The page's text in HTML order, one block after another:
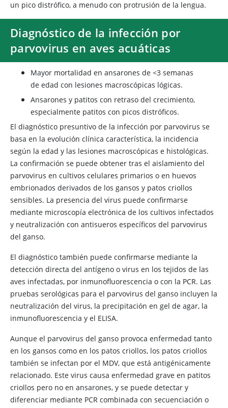
un pico distrófico, a menudo con protrusión de la lengua.
Diagnóstico de la infección por
parvovirus en aves acuáticas
Mayor mortalidad en ansarones de <3 semanas
de edad con lesiones macroscópicas lógicas.
Ansarones y patitos con retraso del crecimiento,
especialmente patitos con picos distróficos.
El diagnóstico presuntivo de la infección por parvovirus se
basa en la evolución clínica característica, la incidencia
según la edad y las lesiones macroscópicas e histológicas.
La confirmación se puede obtener tras el aislamiento del
parvovirus en cultivos celulares primarios o en huevos
embrionados derivados de los gansos y patos criollos
sensibles. La presencia del virus puede confirmarse
mediante microscopía electrónica de los cultivos infectados
y neutralización con antisueros específicos del parvovirus
del ganso.
El diagnóstico también puede confirmarse mediante la
detección directa del antígeno o virus en los tejidos de las
aves infectadas, por inmunofluorescencia o con la PCR. Las
pruebas serológicas para el parvovirus del ganso incluyen la
neutralización del virus, la precipitación en gel de agar, la
inmunofluorescencia y el ELISA.
Aunque el parvovirus del ganso provoca enfermedad tanto
en los gansos como en los patos criollos, los patos criollos
también se infectan por el MDV, que está antigénicamente
relacionado. Este virus causa enfermedad grave en patitos
criollos pero no en ansarones, y se puede detectar y
diferenciar mediante PCR combinada con secuenciación o